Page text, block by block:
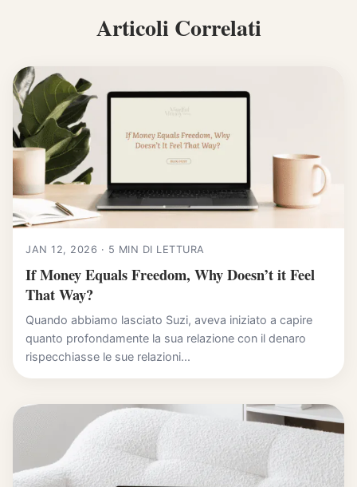
Articoli Correlati
JAN 12, 2026 · 5 MIN DI LETTURA
If Money Equals Freedom, Why Doesn’t it Feel
That Way?
Quando abbiamo lasciato Suzi, aveva iniziato a capire
quanto profondamente la sua relazione con il denaro
rispecchiasse le sue relazioni...